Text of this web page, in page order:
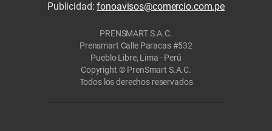
Publicidad:fonoavisos@comercio.com.pe
PRENSMART S.A.C.
Prensmart Calle Paracas #532
Pueblo Libre, Lima - Perú
Copyright © PrenSmart S.A.C.
Todos los derechos reservados